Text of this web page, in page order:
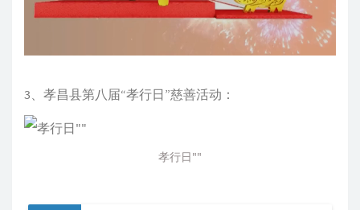
3、孝昌县第八届“孝行日”慈善活动：
孝行日""